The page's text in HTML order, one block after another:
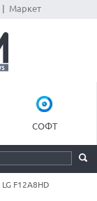
Маркет
СОФТ
LG F12A8HD